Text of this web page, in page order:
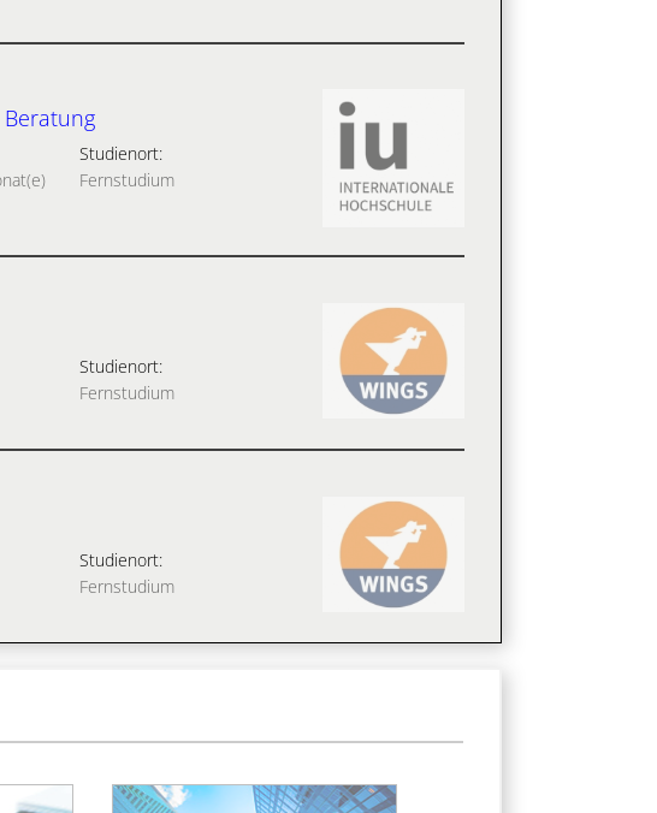
Studienort:
Fernstudium
Studienort:
Fernstudium
Studienort:
Fernstudium